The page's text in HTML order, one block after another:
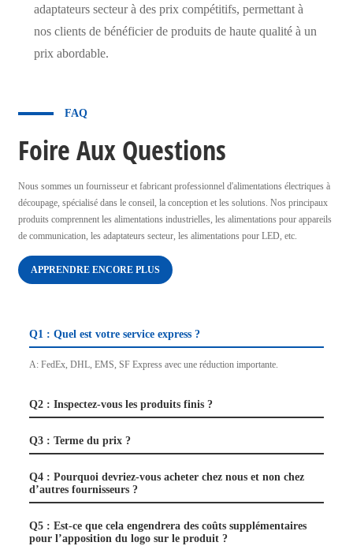
adaptateurs secteur à des prix compétitifs, permettant à
nos clients de bénéficier de produits de haute qualité à un
prix abordable.
FAQ
Foire Aux Questions
Nous sommes un fournisseur et fabricant professionnel d'alimentations électriques à
découpage, spécialisé dans le conseil, la conception et les solutions. Nos principaux
produits comprennent les alimentations industrielles, les alimentations pour appareils
de communication, les adaptateurs secteur, les alimentations pour LED, etc.
APPRENDRE ENCORE PLUS
Q1 : Quel est votre service express ?
A: FedEx, DHL, EMS, SF Express avec une réduction importante.
Q2 : Inspectez-vous les produits finis ?
Q3 : Terme du prix ?
Q4 : Pourquoi devriez-vous acheter chez nous et non chez
d’autres fournisseurs ?
Q5 : Est-ce que cela engendrera des coûts supplémentaires
pour l’apposition du logo sur le produit ?